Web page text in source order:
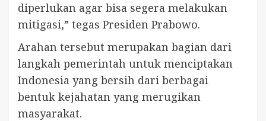
diperlukan agar bisa segera melakukan
mitigasi,” tegas Presiden Prabowo.
Arahan tersebut merupakan bagian dari
langkah pemerintah untuk menciptakan
Indonesia yang bersih dari berbagai
bentuk kejahatan yang merugikan
masyarakat.